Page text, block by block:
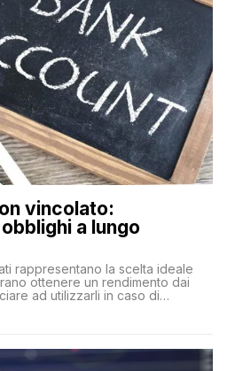
vincolato:
a lungo
rappresentano la scelta ideale
ottenere un rendimento dai
ad utilizzarli in caso di
forme vincolate tradizionali,
funzionano […]